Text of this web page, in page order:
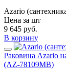
Azario
Цена за шт
9 645 руб.
В корзину
Раковина Azario
(AZ-78109MB)